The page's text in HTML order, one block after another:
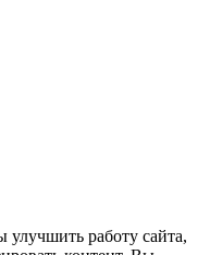
работу сайта,